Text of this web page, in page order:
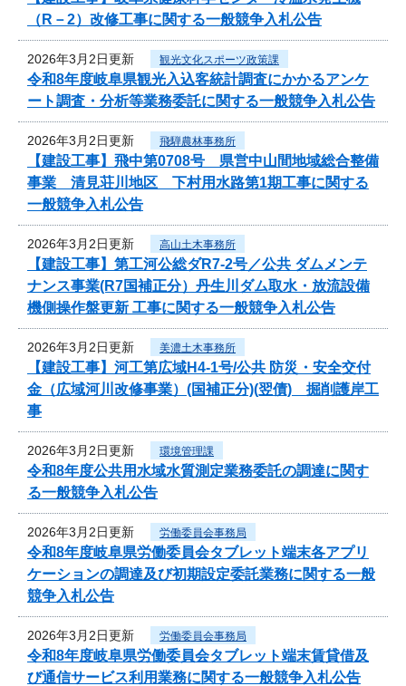
（R－2）改修工事に関する一般競争入札公告
2026年3月2日更新 観光文化スポーツ政策課
令和8年度岐阜県観光入込客統計調査にかかるアンケ
ート調査・分析等業務委託に関する一般競争入札公告
2026年3月2日更新 飛騨農林事務所
【建設工事】飛中第0708号 県営中山間地域総合整備
事業 清見荘川地区 下村用水路第1期工事に関する
一般競争入札公告
2026年3月2日更新 高山土木事務所
【建設工事】第工河公総ダR7-2号／公共 ダムメンテ
ナンス事業(R7国補正分）丹生川ダム取水・放流設備
機側操作盤更新 工事に関する一般競争入札公告
2026年3月2日更新 美濃土木事務所
【建設工事】河工第広域H4-1号/公共 防災・安全交付
金（広域河川改修事業）(国補正分)(翌債) 掘削護岸工
事
2026年3月2日更新 環境管理課
令和8年度公共用水域水質測定業務委託の調達に関す
る一般競争入札公告
2026年3月2日更新 労働委員会事務局
令和8年度岐阜県労働委員会タブレット端末各アプリ
ケーションの調達及び初期設定委託業務に関する一般
競争入札公告
2026年3月2日更新 労働委員会事務局
令和8年度岐阜県労働委員会タブレット端末賃貸借及
び通信サービス利用業務に関する一般競争入札公告